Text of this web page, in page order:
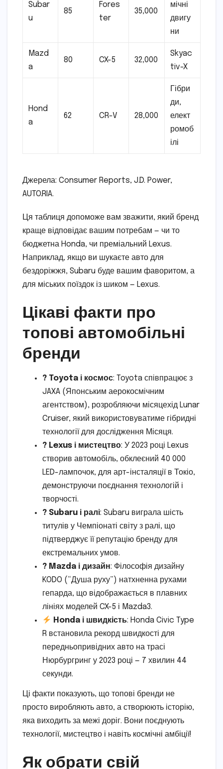
Subar
u
85
Fores
ter
35,000
мічні
двигу
ни
Mazd
a
80 CX-5 32,000
Skyac
tiv-X
Hond
a
62 CR-V 28,000
Гібри
ди,
елект
ромоб
ілі
Джерела: Consumer Reports, J.D. Power,
AUTO.RIA.
Ця таблиця допоможе вам зважити, який бренд
краще відповідає вашим потребам — чи то
бюджетна Honda, чи преміальний Lexus.
Наприклад, якщо ви шукаєте авто для
бездоріжжя, Subaru буде вашим фаворитом, а
для міських поїздок із шиком — Lexus.
Цікаві факти про
топові автомобільні
бренди
? Toyota і космос: Toyota співпрацює з
JAXA (Японським аерокосмічним
агентством), розробляючи місяцехід Lunar
Cruiser, який використовуватиме гібридні
технології для дослідження Місяця.
? Lexus і мистецтво: У 2023 році Lexus
створив автомобіль, обклеєний 40 000
LED-лампочок, для арт-інсталяції в Токіо,
демонструючи поєднання технологій і
творчості.
? Subaru і ралі: Subaru виграла шість
титулів у Чемпіонаті світу з ралі, що
підтверджує її репутацію бренду для
екстремальних умов.
? Mazda і дизайн: Філософія дизайну
KODO (“Душа руху”) натхненна рухами
гепарда, що відображається в плавних
лініях моделей CX-5 і Mazda3.
Honda і швидкість: Honda Civic Type
R встановила рекорд швидкості для
передньопривідних авто на трасі
Нюрбургринг у 2023 році — 7 хвилин 44
секунди.
Ці факти показують, що топові бренди не
просто виробляють авто, а створюють історію,
яка виходить за межі доріг. Вони поєднують
технології, мистецтво і навіть космічні амбіції!
Як обрати свій